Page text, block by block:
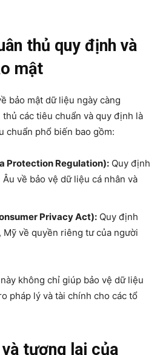
thủ quy định và
mật
bảo mật dữ liệu ngày càng
các tiêu chuẩn và quy định là
chuẩn phổ biến bao gồm:
Protection Regulation): Quy định
về bảo vệ dữ liệu cá nhân và
Privacy Act): Quy định
Mỹ về quyền riêng tư của người
không chỉ giúp bảo vệ dữ liệu
pháp lý và tài chính cho các tổ
tương lai của